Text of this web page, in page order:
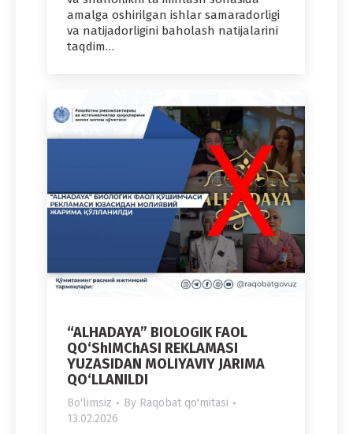
amalga oshirilgan ishlar samaradorligi
va natijadorligini baholash natijalarini
taqdim…
“ALHADAYA” BIOLOGIK FAOL
QO‘ShIMChASI REKLAMASI
YUZASIDAN MOLIYAVIY JARIMA
QO‘LLANILDI
Bo'limsiz By Raqobat qo'mitasi
13.02.2026